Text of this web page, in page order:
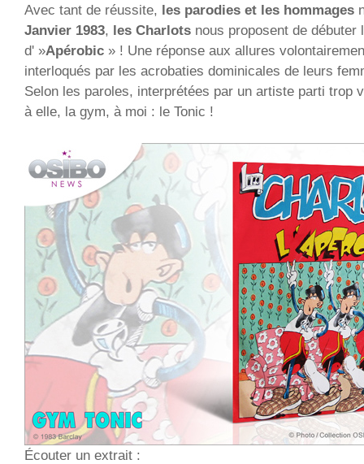
Avec tant de réussite, les parodies et les hommages
Janvier 1983, les Charlots nous proposent de débuter
d' »Apérobic » ! Une réponse aux allures
interloqués par les acrobaties dominicales de leurs
Selon les paroles, interprétées par un artiste parti trop
à elle, la gym, à moi : le Tonic !
Écouter un extrait :